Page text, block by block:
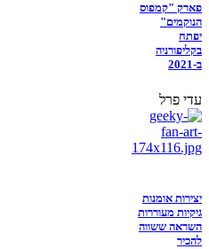
פארק "קמפוס
הנוקמים"
יפתח
בקליפורניה
ב-2021
עדי פרל
יצירות אומנות
גיקיות מעוררות
השראה ששווה
להכיר